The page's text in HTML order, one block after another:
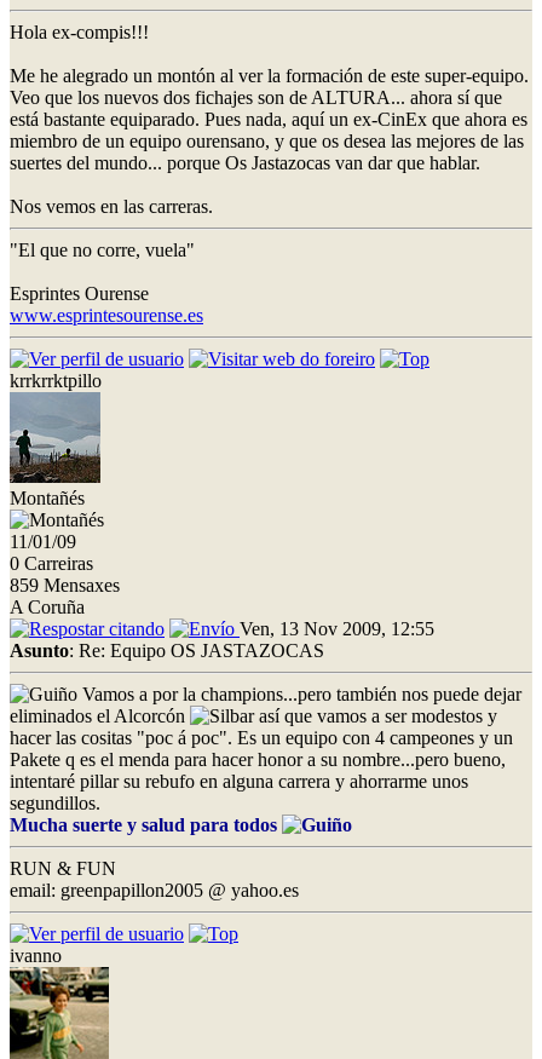
Hola ex-compis!!!
Me he alegrado un montón al ver la formación de este super-equipo.
Veo que los nuevos dos fichajes son de ALTURA... ahora sí que
está bastante equiparado. Pues nada, aquí un ex-CinEx que ahora es
miembro de un equipo ourensano, y que os desea las mejores de las
suertes del mundo... porque Os Jastazocas van dar que hablar.
Nos vemos en las carreras.
"El que no corre, vuela"
Esprintes Ourense
www.esprintesourense.es
krrkrrktpillo
Montañés
11/01/09
0 Carreiras
859 Mensaxes
A Coruña
Ven, 13 Nov 2009, 12:55
Asunto: Re: Equipo OS JASTAZOCAS
Vamos a por la champions...pero también nos puede dejar
eliminados el Alcorcón
así que vamos a ser modestos y
hacer las cositas "poc á poc". Es un equipo con 4 campeones y un
Pakete q es el menda para hacer honor a su nombre...pero bueno,
intentaré pillar su rebufo en alguna carrera y ahorrarme unos
segundillos.
Mucha suerte y salud para todos
RUN & FUN
email: greenpapillon2005 @ yahoo.es
ivanno